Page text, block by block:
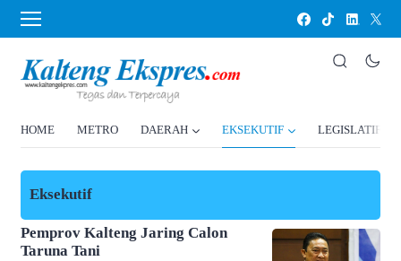
HOME METRO DAERAH EKSEKUTIF LEGISLATIF
Eksekutif
Pemprov Kalteng Jaring Calon
Taruna Tani